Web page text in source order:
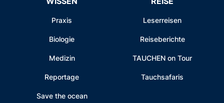
Praxis
Biologie
Medizin
Reportage
Save the ocean
Leserreisen
Reiseberichte
TAUCHEN on Tour
Tauchsafaris